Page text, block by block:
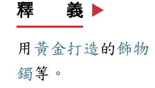
釋 義 ▶️
用 黃金打造 的飾物
鐲等。